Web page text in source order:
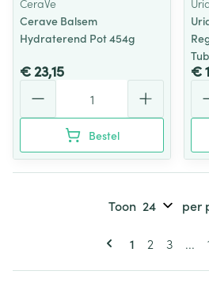
CeraVe
Cerave Balsem
Hydraterend Pot 454g
€ 23,15
Bestel
€
U lees
1 Pagina
2 Pagina
3 ...
Toon per